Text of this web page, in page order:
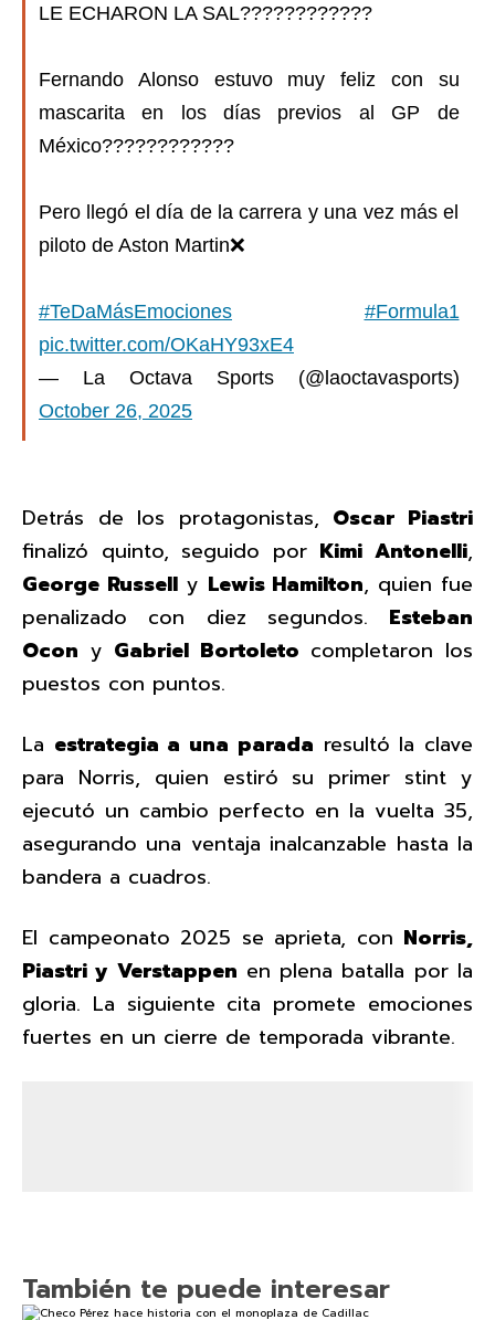
LE ECHARON LA SAL????????????
Fernando Alonso estuvo muy feliz con su
mascarita en los días previos al GP de
México????????????
Pero llegó el día de la carrera y una vez más el
piloto de Aston Martin❌
#TeDaMásEmociones
#Formula1
pic.twitter.com/OKaHY93xE4
— La Octava Sports (@laoctavasports)
October 26, 2025
Detrás de los protagonistas, Oscar Piastri
finalizó quinto, seguido por Kimi Antonelli,
George Russelly Lewis Hamilton, quien fue
penalizado con diez segundos. Esteban
Ocon y Gabriel Bortoleto completaron los
puestos con puntos.
La estrategia a una parada resultó la clave
para Norris, quien estiró su primer stint y
ejecutó un cambio perfecto en la vuelta 35,
asegurando una ventaja inalcanzable hasta la
bandera a cuadros.
El campeonato 2025 se aprieta, con Norris,
Piastri y Verstappen en plena batalla por la
gloria. La siguiente cita promete emociones
fuertes en un cierre de temporada vibrante.
También te puede interesar